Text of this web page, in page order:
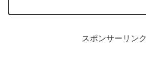
スポンサーリンク